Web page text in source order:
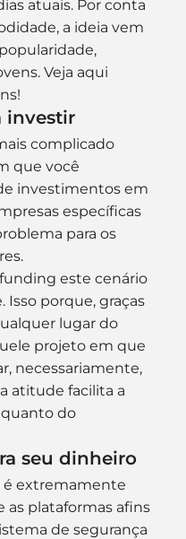
atuais. Por conta
a ideia vem
Veja aqui
investir
complicado
que você
investimentos em
específicas
para os
este cenário
porque, graças
lugar do
projeto em que
necessariamente,
atitude facilita a
do
seu dinheiro
extremamente
as plataformas afins
de segurança